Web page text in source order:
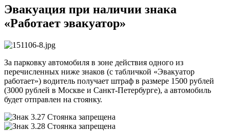
Эвакуация при наличии знака
«Работает эвакуатор»
За парковку автомобиля в зоне действия одного из
перечисленных ниже знаков (с табличкой «Эвакуатор
работает») водитель получает штраф в размере 1500 рублей
(3000 рублей в Москве и Санкт-Петербурге), а автомобиль
будет отправлен на стоянку.